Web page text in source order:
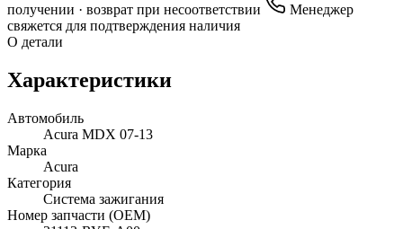
получении · возврат при несоответствии
Менеджер
свяжется для подтверждения наличия
О детали
Характеристики
Автомобиль
Acura MDX 07-13
Марка
Acura
Категория
Система зажигания
Номер запчасти (OEM)